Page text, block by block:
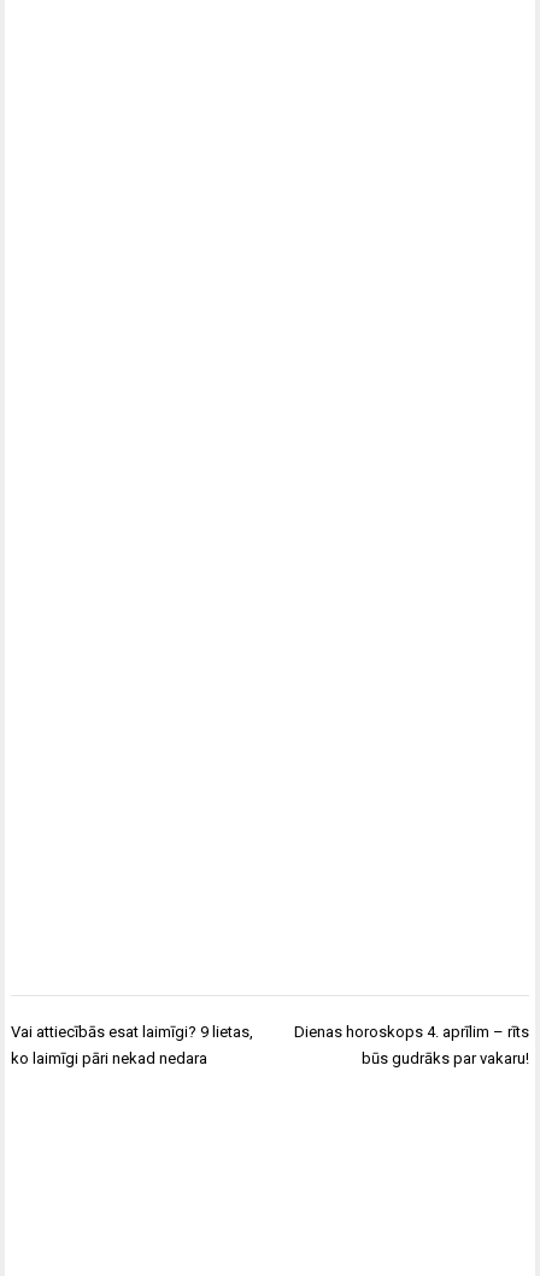
Ziņu
izvēlne
Vai attiecībās esat laimīgi? 9 lietas,
ko laimīgi pāri nekad nedara
Dienas horoskops 4. aprīlim – rīts
būs gudrāks par vakaru!